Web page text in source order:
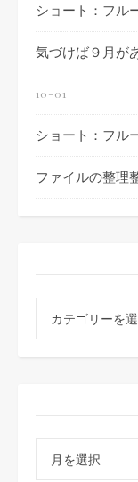
ショート：フル
気づけば９月が
10-01
ショート：フル
ファイルの整理